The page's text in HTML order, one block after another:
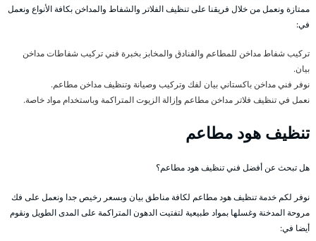
ممتازة ونعمل من خلال فريقنا على تنظيف الفلاتر والشفاط والمداخن بكافة الأنواع ونعمل
في:
تركيب شفاط مداخن للمطاعم والفنادق والمخابز بخبرة فني تركيب شفاطات مداخن
بيان.
نوفر فني مداخن باكستاني بيان لفك وتركيب وصيانة وتنظيف مداخن مطاعم.
نعمل في تنظيف فلاتر مداخن مطاعم وإزالة الزيوت المتراكمة وباستخدام مواد خاصة.
تنظيف هود مطاعم
هل تبحث عن أفضل فني تنظيف هود مطاعم؟
نوفر لكم خدمة تنظيف هود مطاعم لكافة مناطق بيان وبسعر رخيص جدا ونعمل على فك
مروحة المدخنة وغسلها بمواد طبيعية لتفتيت الدهون المتراكمة على المدى الطويل ونقوم
أيضا في: